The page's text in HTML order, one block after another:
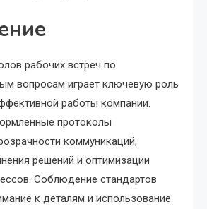
рабочих встреч по
вопросам играет ключевую роль
работы компании.
протоколы
коммуникаций,
решений и оптимизации
Соблюдение стандартов
к деталям и использование